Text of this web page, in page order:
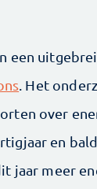
een
. Het
over
en
jaar meer